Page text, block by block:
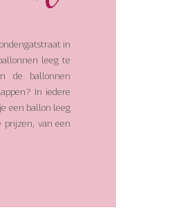
in
leeg te
de ballonnen
In iedere
een ballon leeg
prijzen, van een